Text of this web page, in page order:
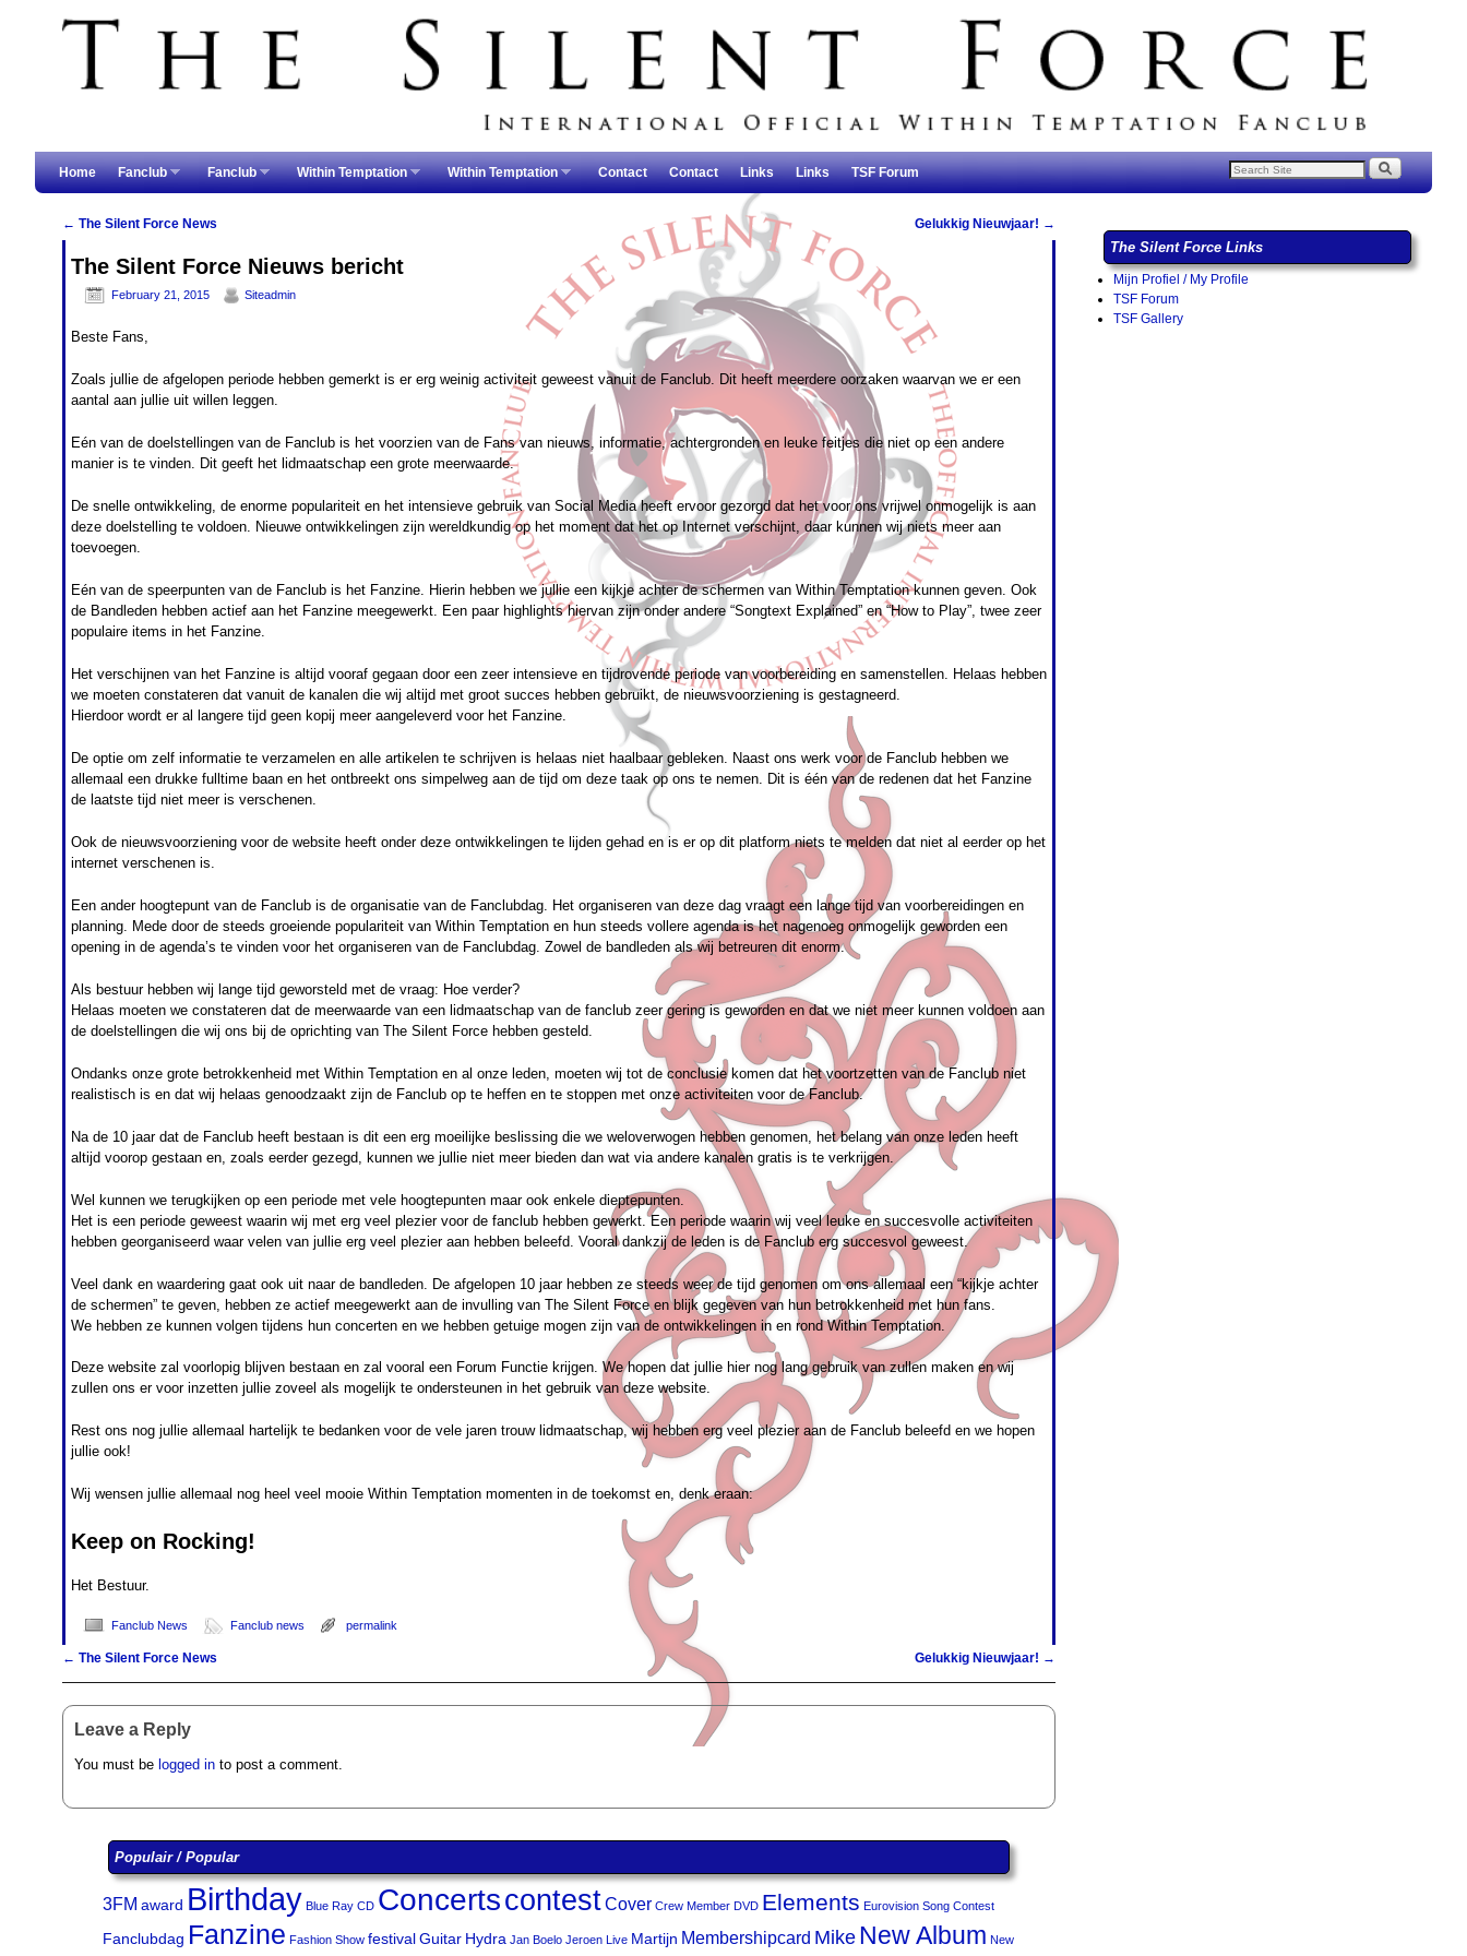
Home Fanclub Fanclub Within Temptation Within Temptation Contact Contact Links Links TSF Forum
Post navigation
← The Silent Force News Gelukkig Nieuwjaar! →
The Silent Force Nieuws bericht
February 21, 2015 Siteadmin
Beste Fans,
Zoals jullie de afgelopen periode hebben gemerkt is er erg weinig activiteit geweest vanuit de Fanclub. Dit heeft meerdere oorzaken waarvan we er een
aantal aan jullie uit willen leggen.
Eén van de doelstellingen van de Fanclub is het voorzien van de Fans van nieuws, informatie, achtergronden en leuke feitjes die niet op een andere
manier is te vinden. Dit geeft het lidmaatschap een grote meerwaarde.
De snelle ontwikkeling, de enorme populariteit en het intensieve gebruik van Social Media heeft ervoor gezorgd dat het voor ons vrijwel onmogelijk is aan
deze doelstelling te voldoen. Nieuwe ontwikkelingen zijn wereldkundig op het moment dat het op Internet verschijnt, daar kunnen wij niets meer aan
toevoegen.
Eén van de speerpunten van de Fanclub is het Fanzine. Hierin hebben we jullie een kijkje achter de schermen van Within Temptation kunnen geven. Ook
de Bandleden hebben actief aan het Fanzine meegewerkt. Een paar highlights hiervan zijn onder andere “Songtext Explained” en “How to Play”, twee zeer
populaire items in het Fanzine.
Het verschijnen van het Fanzine is altijd vooraf gegaan door een zeer intensieve en tijdrovende periode van voorbereiding en samenstellen. Helaas hebben
we moeten constateren dat vanuit de kanalen die wij altijd met groot succes hebben gebruikt, de nieuwsvoorziening is gestagneerd.
Hierdoor wordt er al langere tijd geen kopij meer aangeleverd voor het Fanzine.
De optie om zelf informatie te verzamelen en alle artikelen te schrijven is helaas niet haalbaar gebleken. Naast ons werk voor de Fanclub hebben we
allemaal een drukke fulltime baan en het ontbreekt ons simpelweg aan de tijd om deze taak op ons te nemen. Dit is één van de redenen dat het Fanzine
de laatste tijd niet meer is verschenen.
Ook de nieuwsvoorziening voor de website heeft onder deze ontwikkelingen te lijden gehad en is er op dit platform niets te melden dat niet al eerder op het
internet verschenen is.
Een ander hoogtepunt van de Fanclub is de organisatie van de Fanclubdag. Het organiseren van deze dag vraagt een lange tijd van voorbereidingen en
planning. Mede door de steeds groeiende populariteit van Within Temptation en hun steeds vollere agenda is het nagenoeg onmogelijk geworden een
opening in de agenda’s te vinden voor het organiseren van de Fanclubdag. Zowel de bandleden als wij betreuren dit enorm.
Als bestuur hebben wij lange tijd geworsteld met de vraag: Hoe verder?
Helaas moeten we constateren dat de meerwaarde van een lidmaatschap van de fanclub zeer gering is geworden en dat we niet meer kunnen voldoen aan
de doelstellingen die wij ons bij de oprichting van The Silent Force hebben gesteld.
Ondanks onze grote betrokkenheid met Within Temptation en al onze leden, moeten wij tot de conclusie komen dat het voortzetten van de Fanclub niet
realistisch is en dat wij helaas genoodzaakt zijn de Fanclub op te heffen en te stoppen met onze activiteiten voor de Fanclub.
Na de 10 jaar dat de Fanclub heeft bestaan is dit een erg moeilijke beslissing die we weloverwogen hebben genomen, het belang van onze leden heeft
altijd voorop gestaan en, zoals eerder gezegd, kunnen we jullie niet meer bieden dan wat via andere kanalen gratis is te verkrijgen.
Wel kunnen we terugkijken op een periode met vele hoogtepunten maar ook enkele dieptepunten.
Het is een periode geweest waarin wij met erg veel plezier voor de fanclub hebben gewerkt. Een periode waarin wij veel leuke en succesvolle activiteiten
hebben georganiseerd waar velen van jullie erg veel plezier aan hebben beleefd. Vooral dankzij de leden is de Fanclub erg succesvol geweest.
Veel dank en waardering gaat ook uit naar de bandleden. De afgelopen 10 jaar hebben ze steeds weer de tijd genomen om ons allemaal een “kijkje achter
de schermen” te geven, hebben ze actief meegewerkt aan de invulling van The Silent Force en blijk gegeven van hun betrokkenheid met hun fans.
We hebben ze kunnen volgen tijdens hun concerten en we hebben getuige mogen zijn van de ontwikkelingen in en rond Within Temptation.
Deze website zal voorlopig blijven bestaan en zal vooral een Forum Functie krijgen. We hopen dat jullie hier nog lang gebruik van zullen maken en wij
zullen ons er voor inzetten jullie zoveel als mogelijk te ondersteunen in het gebruik van deze website.
Rest ons nog jullie allemaal hartelijk te bedanken voor de vele jaren trouw lidmaatschap, wij hebben erg veel plezier aan de Fanclub beleefd en we hopen
jullie ook!
Wij wensen jullie allemaal nog heel veel mooie Within Temptation momenten in de toekomst en, denk eraan:
Keep on Rocking!
Het Bestuur.
Fanclub News Fanclub news permalink
Post navigation
← The Silent Force News Gelukkig Nieuwjaar! →
Leave a Reply
You must be logged in to post a comment.
Populair / Popular
3FM award Birthday Blue Ray CD ConcertscontestCover Crew Member DVD Elements Eurovision Song Contest
Fanclubdag Fanzine Fashion Show festival Guitar Hydra Jan Boelo Jeroen Live Martijn Membershipcard Mike New Album New
The Silent Force Links
Mijn Profiel / My Profile
TSF Forum
TSF Gallery